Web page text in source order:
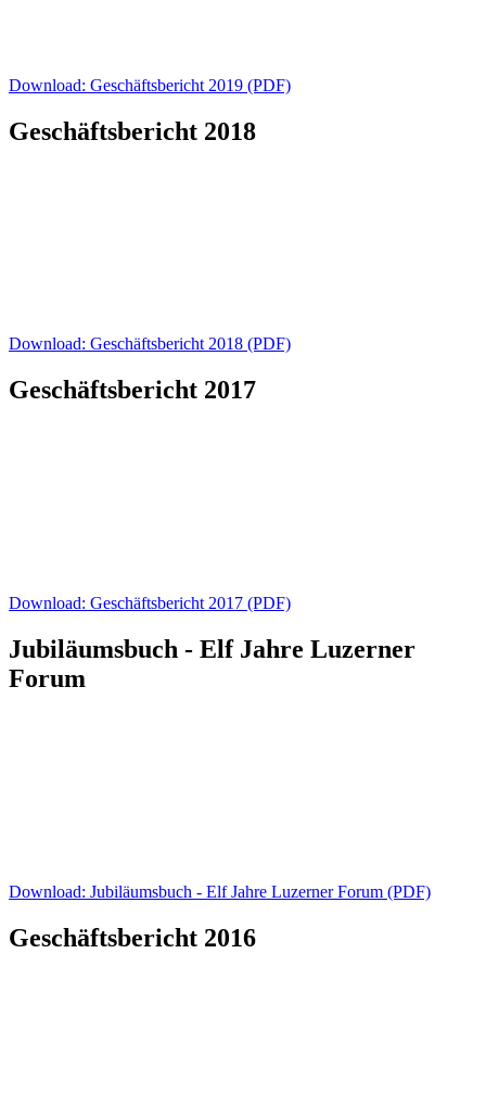
Download: Geschäftsbericht 2019 (PDF)
Geschäftsbericht 2018
Download: Geschäftsbericht 2018 (PDF)
Geschäftsbericht 2017
Download: Geschäftsbericht 2017 (PDF)
Jubiläumsbuch - Elf Jahre Luzerner
Forum
Download: Jubiläumsbuch - Elf Jahre Luzerner Forum (PDF)
Geschäftsbericht 2016